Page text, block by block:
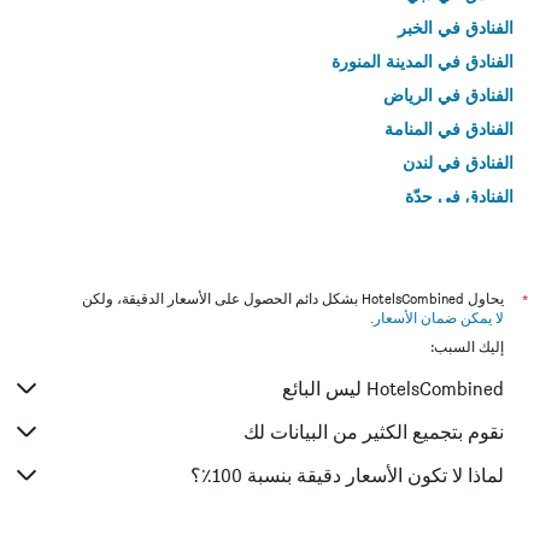
الفنادق في الخبر
الفنادق في المدينة المنورة
الفنادق في الرياض
الفنادق في المنامة
الفنادق في لندن
الفنادق في جدّة
*
يحاول HotelsCombined بشكل دائم الحصول على الأسعار الدقيقة، ولكن
لا يمكن ضمان الأسعار .
إليك السبب:
HotelsCombined ليس البائع
نقوم بتجميع الكثير من البيانات لك
لماذا لا تكون الأسعار دقيقة بنسبة 100٪؟